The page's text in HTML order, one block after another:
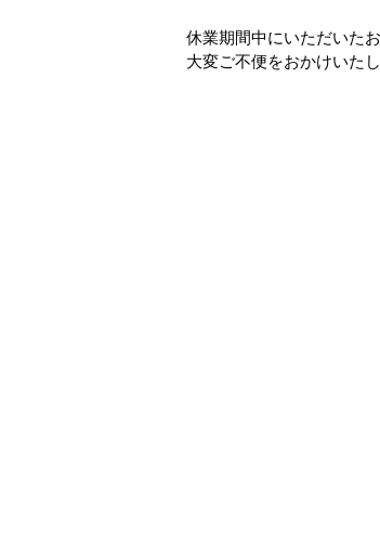
休業期間中にいただいた
大変ご不便をおかけいた